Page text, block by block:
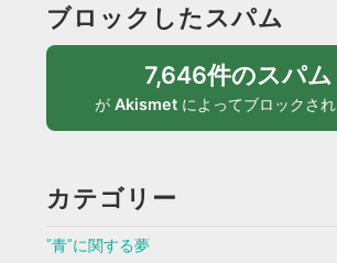
ブロックしたスパム
7,646件のスパム
がAkismet によってブロックさ
カテゴリー
”青”に関する夢